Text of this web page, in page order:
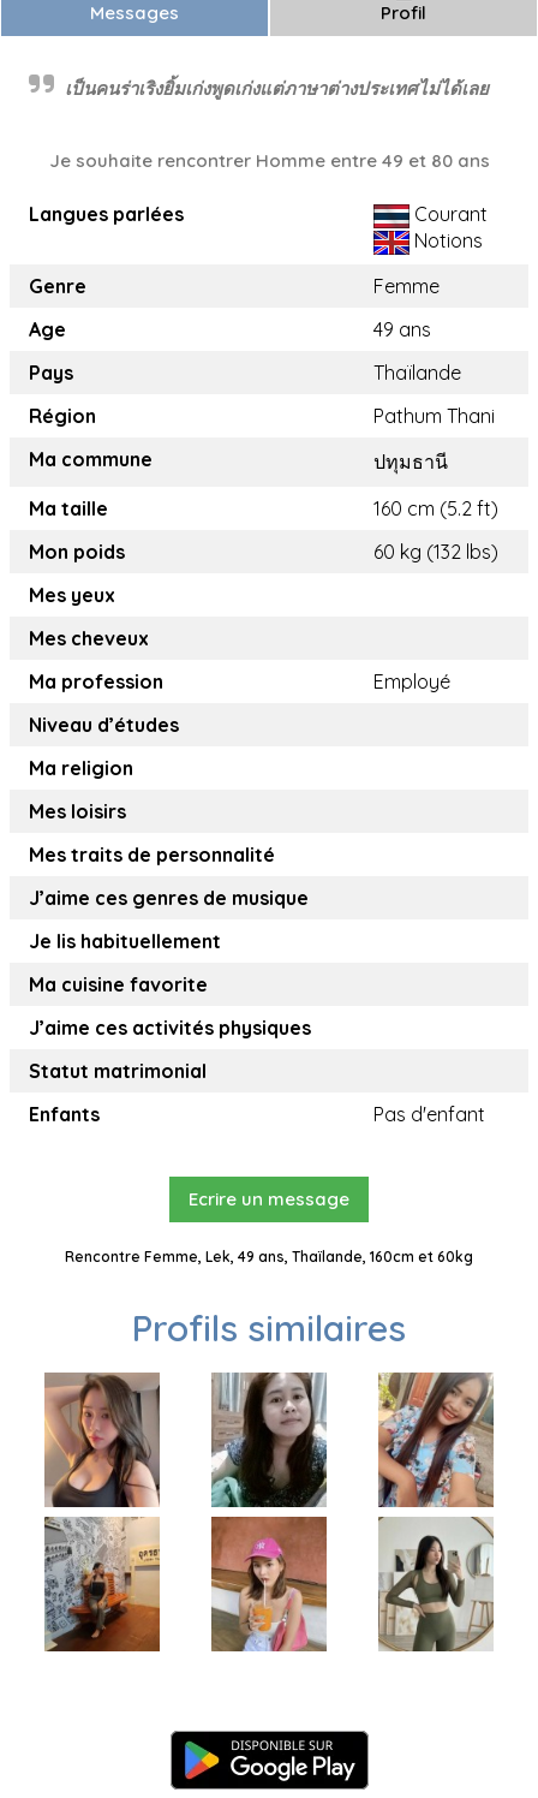
Messages Profil
เป็นคนร่าเริงยิ้มเก่งพูดเก่งแต่ภาษาต่างประเทศไม่ได้เลย
Je souhaite rencontrer Homme entre 49 et 80 ans
Langues parlées
Courant
Notions
Genre
Femme
Age
49 ans
Pays
Thaïlande
Région
Pathum Thani
Ma commune
ปทุมธานี
Ma taille
160 cm (5.2 ft)
Mon poids
60 kg (132 lbs)
Mes yeux
Mes cheveux
Ma profession
Employé
Niveau d’études
Ma religion
Mes loisirs
Mes traits de personnalité
J’aime ces genres de musique
Je lis habituellement
Ma cuisine favorite
J’aime ces activités physiques
Statut matrimonial
Enfants
Pas d'enfant
Ecrire un message
Rencontre Femme, Lek, 49 ans, Thaïlande, 160cm et 60kg
Profils similaires